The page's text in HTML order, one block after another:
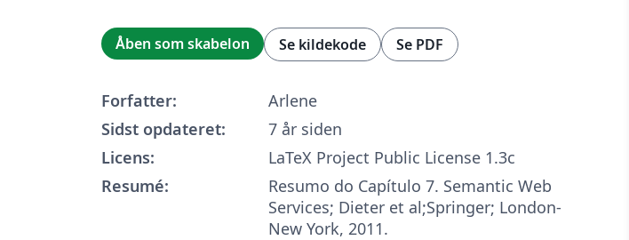
Åben som skabelon Se kildekode Se PDF
Forfatter:
Arlene
Sidst opdateret:
7 år siden
Licens:
LaTeX Project Public License 1.3c
Resumé:
Resumo do Capítulo 7. Semantic Web
Services; Dieter et al;Springer; London-
New York, 2011.